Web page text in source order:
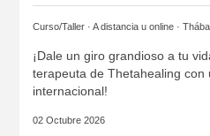
Curso/Taller · A distancia u online ·
¡Dale un giro grandioso a tu
terapeuta de Thetahealing con
internacional!
02 Octubre 2026